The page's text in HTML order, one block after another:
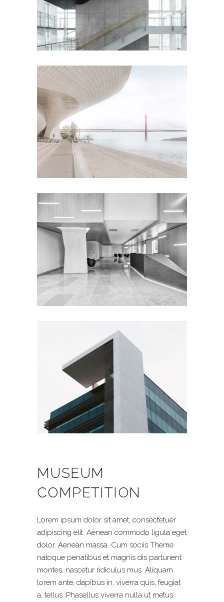
MUSEUM
COMPETITION
Lorem ipsum dolor sit amet, consectetuer
adipiscing elit. Aenean commodo ligula eget
dolor. Aenean massa. Cum sociis Theme
natoque penatibus et magnis dis parturient
montes, nascetur ridiculus mus. Aliquam
lorem ante, dapibus in, viverra quis, feugiat
a, tellus. Phasellus viverra nulla ut metus